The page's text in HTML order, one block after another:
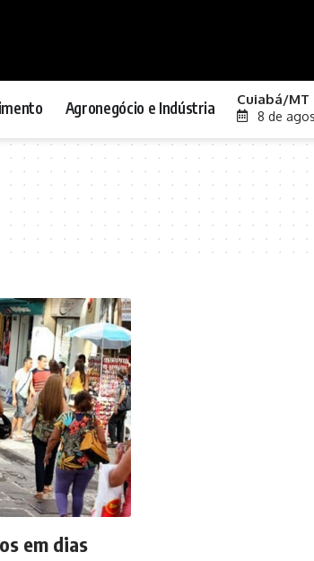
Agronegócio e Indústria Cuiabá/MT
8 de
em dias